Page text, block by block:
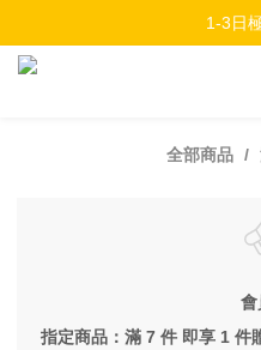
免費註冊會
1-3日
追蹤Channel接
全部商品
會
指定商品：滿 7 件 即享 1 件